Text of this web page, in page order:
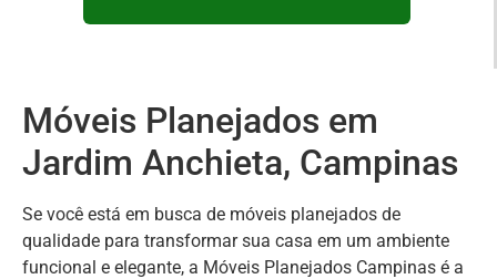
Móveis Planejados em
Jardim Anchieta, Campinas
Se você está em busca de móveis planejados de
qualidade para transformar sua casa em um ambiente
funcional e elegante, a Móveis Planejados Campinas é a